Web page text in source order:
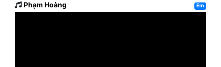
Phạm Hoàng Em